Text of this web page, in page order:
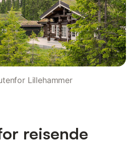
Lillehammer
reisende